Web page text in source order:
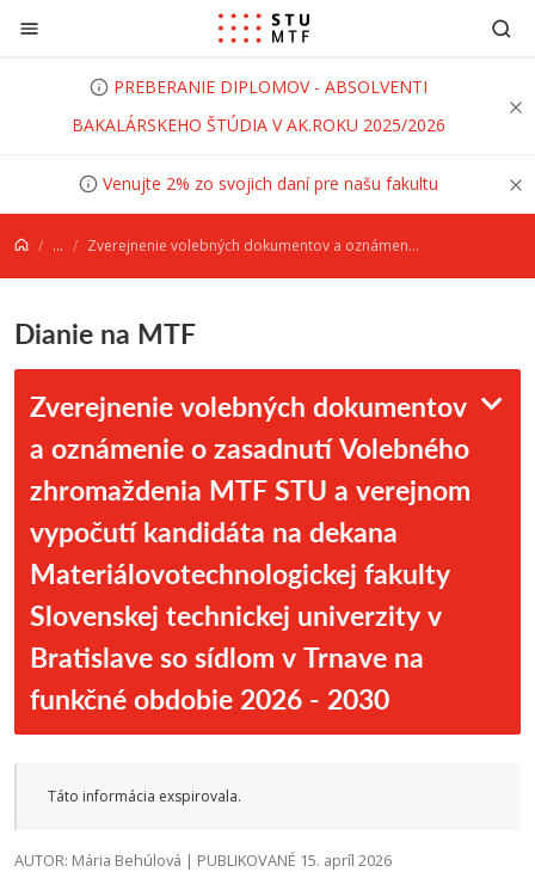
Prejsť na obsah
PREBERANIE DIPLOMOV - ABSOLVENTI
BAKALÁRSKEHO ŠTÚDIA V AK.ROKU 2025/2026
Venujte 2% zo svojich daní pre našu fakultu
... Zverejnenie volebných dokumentov a oznámenie o zasadnutí Volebného zhromaždenia MTF STU a verejnom vypočutí kandidáta na dekana Materiálovotechnologickej fakulty Slovenskej technickej univerzity v Bratislave so sídlom v Trnave na funkčné obdobie 2026 - 2030
Dianie na MTF
Zverejnenie volebných dokumentov
a oznámenie o zasadnutí Volebného
zhromaždenia MTF STU a verejnom
vypočutí kandidáta na dekana
Materiálovotechnologickej fakulty
Slovenskej technickej univerzity v
Bratislave so sídlom v Trnave na
funkčné obdobie 2026 - 2030
Táto informácia exspirovala.
AUTOR: Mária Behúlová | PUBLIKOVANÉ 15. apríl 2026